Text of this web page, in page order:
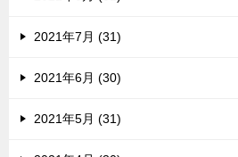
2021年7月 (31)
2021年6月 (30)
2021年5月 (31)